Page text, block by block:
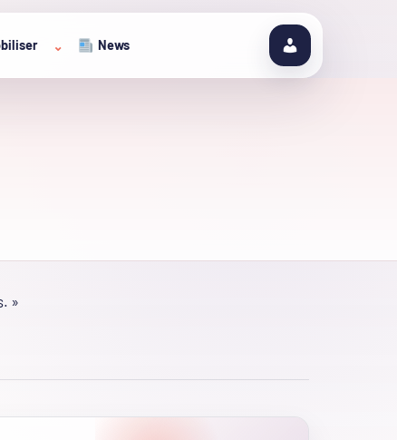
⌄ News
»